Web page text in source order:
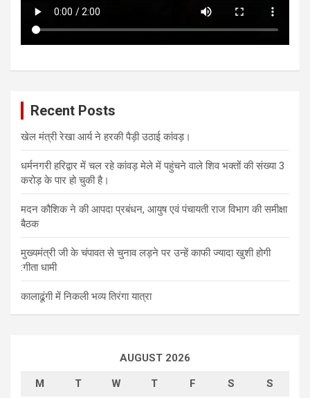
Recent Posts
खेल मंत्री रेखा आर्य ने हरकी पैड़ी उठाई कांवड़।
धर्मनगरी हरिद्वार में चल रहे कांवड़ मेले में पहुंचने वाले शिव भक्तों की संख्या 3
करोड़ के पार हो चुकी है।
मदन कौशिक ने की आपदा प्रबंधन, आयुष एवं पंचायती राज विभाग की समीक्षा
बैठक
मुख्यमंत्री जी के चंपावत से चुनाव लड़ने पर उन्हें काफी ज्यादा खुशी होगी
:गीता धामी
कालाढूंगी में निकली भव्य तिरंगा यात्रा
AUGUST 2026
M T W T F S S